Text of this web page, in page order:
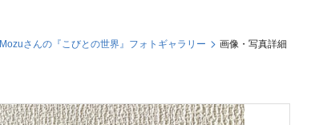
Mozuさんの『こびとの世界』フォトギャラリー 画像・写真詳細